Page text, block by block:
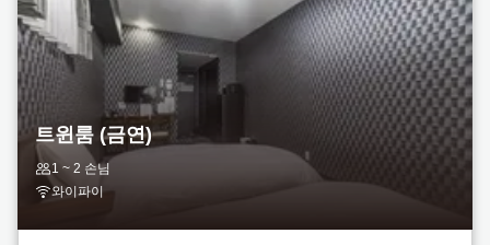
트윈룸 (금연)
1 ~ 2 손님
와이파이